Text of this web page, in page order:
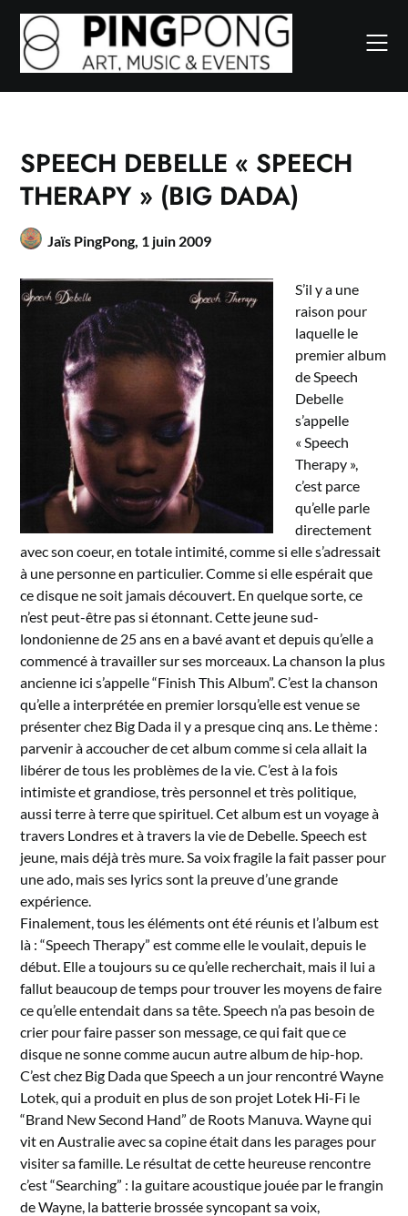
Skip
content
SPEECH DEBELLE « SPEECH
THERAPY » (BIG DADA)
Jaïs PingPong, 1 juin 2009
S’il y a une
raison pour
laquelle le
premier album
de Speech
Debelle
s’appelle
« Speech
Therapy »,
c’est parce
qu’elle parle
directement
avec son coeur, en totale intimité, comme si elle s’adressait
à une personne en particulier. Comme si elle espérait que
ce disque ne soit jamais découvert. En quelque sorte, ce
n’est peut-être pas si étonnant. Cette jeune sud-
londonienne de 25 ans en a bavé avant et depuis qu’elle a
commencé à travailler sur ses morceaux. La chanson la plus
ancienne ici s’appelle “Finish This Album”. C’est la chanson
qu’elle a interprétée en premier lorsqu’elle est venue se
présenter chez Big Dada il y a presque cinq ans. Le thème :
parvenir à accoucher de cet album comme si cela allait la
libérer de tous les problèmes de la vie. C’est à la fois
intimiste et grandiose, très personnel et très politique,
aussi terre à terre que spirituel. Cet album est un voyage à
travers Londres et à travers la vie de Debelle. Speech est
jeune, mais déjà très mure. Sa voix fragile la fait passer pour
une ado, mais ses lyrics sont la preuve d’une grande
expérience.
Finalement, tous les éléments ont été réunis et l’album est
là : “Speech Therapy” est comme elle le voulait, depuis le
début. Elle a toujours su ce qu’elle recherchait, mais il lui a
fallut beaucoup de temps pour trouver les moyens de faire
ce qu’elle entendait dans sa tête. Speech n’a pas besoin de
crier pour faire passer son message, ce qui fait que ce
disque ne sonne comme aucun autre album de hip-hop.
C’est chez Big Dada que Speech a un jour rencontré Wayne
Lotek, qui a produit en plus de son projet Lotek Hi-Fi le
“Brand New Second Hand” de Roots Manuva. Wayne qui
vit en Australie avec sa copine était dans les parages pour
visiter sa famille. Le résultat de cette heureuse rencontre
c’est “Searching” : la guitare acoustique jouée par le frangin
de Wayne, la batterie brossée syncopant sa voix,